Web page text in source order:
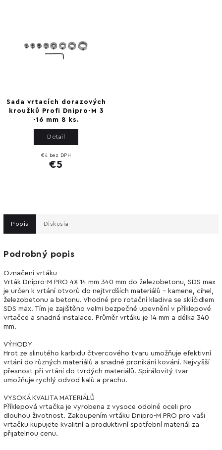
Popis Diskusia
Podrobný popis
Označení vrtáku
Vrták Dnipro-M PRO 4X 14 mm 340 mm do železobetonu, SDS max
je určen k vrtání otvorů do nejtvrdších materiálů - kamene, cihel,
železobetonu a betonu. Vhodné pro rotační kladiva se sklíčidlem
SDS max. Tím je zajištěno velmi bezpečné upevnění v příklepové
vrtačce a snadná instalace. Průměr vrtáku je 14 mm a délka 340
mm.
VÝHODY
Hrot ze slinutého karbidu čtvercového tvaru umožňuje efektivní
vrtání do různých materiálů a snadné pronikání kování. Nejvyšší
přesnost při vrtání do tvrdých materiálů. Spirálovitý tvar
umožňuje rychlý odvod kalů a prachu.
VYSOKÁ KVALITA MATERIÁLŮ
Příklepová vrtačka je vyrobena z vysoce odolné oceli pro
dlouhou životnost. Zakoupením vrtáku Dnipro-M PRO pro vaši
vrtačku kupujete kvalitní a produktivní spotřební materiál za
přijatelnou cenu.
Sada vrtacích dorazových
kroužků Profi Dnipro-M 3
-16 mm 8 ks.
€4 bez DPH
€5
Detail